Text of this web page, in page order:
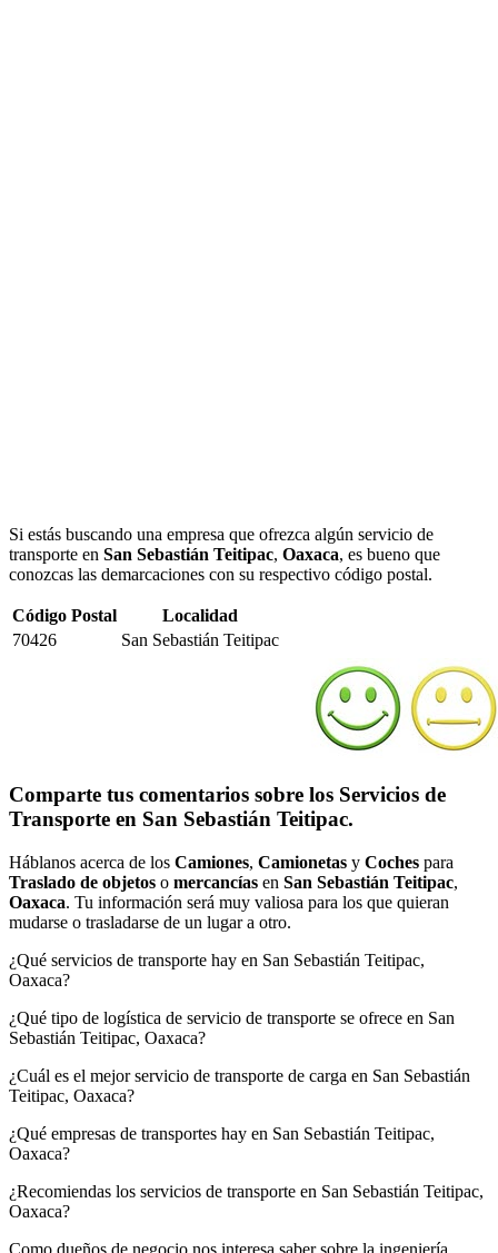
Si estás buscando una empresa que ofrezca algún servicio de
transporte en San Sebastián Teitipac, Oaxaca, es bueno que
conozcas las demarcaciones con su respectivo código postal.
Código Postal
Localidad
70426
San Sebastián Teitipac
Comparte tus comentarios sobre los Servicios de
Transporte en San Sebastián Teitipac.
Háblanos acerca de los Camiones, Camionetas y Coches para
Traslado de objetos o mercancías en San Sebastián Teitipac,
Oaxaca. Tu información será muy valiosa para los que quieran
mudarse o trasladarse de un lugar a otro.
¿Qué servicios de transporte hay en San Sebastián Teitipac,
Oaxaca?
¿Qué tipo de logística de servicio de transporte se ofrece en San
Sebastián Teitipac, Oaxaca?
¿Cuál es el mejor servicio de transporte de carga en San Sebastián
Teitipac, Oaxaca?
¿Qué empresas de transportes hay en San Sebastián Teitipac,
Oaxaca?
¿Recomiendas los servicios de transporte en San Sebastián Teitipac,
Oaxaca?
Como dueños de negocio nos interesa saber sobre la ingeniería,